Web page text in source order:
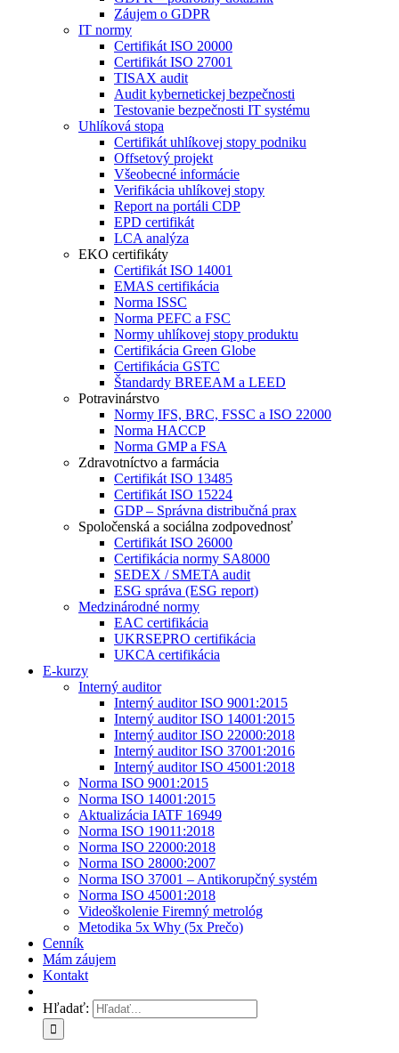
Záujem o GDPR
IT normy
Certifikát ISO 20000
Certifikát ISO 27001
TISAX audit
Audit kybernetickej bezpečnosti
Testovanie bezpečnosti IT systému
Uhlíková stopa
Certifikát uhlíkovej stopy podniku
Offsetový projekt
Všeobecné informácie
Verifikácia uhlíkovej stopy
Report na portáli CDP
EPD certifikát
LCA analýza
EKO certifikáty
Certifikát ISO 14001
EMAS certifikácia
Norma ISSC
Norma PEFC a FSC
Normy uhlíkovej stopy produktu
Certifikácia Green Globe
Certifikácia GSTC
Štandardy BREEAM a LEED
Potravinárstvo
Normy IFS, BRC, FSSC a ISO 22000
Norma HACCP
Norma GMP a FSA
Zdravotníctvo a farmácia
Certifikát ISO 13485
Certifikát ISO 15224
GDP – Správna distribučná prax
Spoločenská a sociálna zodpovednosť
Certifikát ISO 26000
Certifikácia normy SA8000
SEDEX / SMETA audit
ESG správa (ESG report)
Medzinárodné normy
EAC certifikácia
UKRSEPRO certifikácia
UKCA certifikácia
E-kurzy
Interný auditor
Interný auditor ISO 9001:2015
Interný auditor ISO 14001:2015
Interný auditor ISO 22000:2018
Interný auditor ISO 37001:2016
Interný auditor ISO 45001:2018
Norma ISO 9001:2015
Norma ISO 14001:2015
Aktualizácia IATF 16949
Norma ISO 19011:2018
Norma ISO 22000:2018
Norma ISO 28000:2007
Norma ISO 37001 – Antikorupčný systém
Norma ISO 45001:2018
Videoškolenie Firemný metrológ
Metodika 5x Why (5x Prečo)
Cenník
Mám záujem
Kontakt
Hľadať: